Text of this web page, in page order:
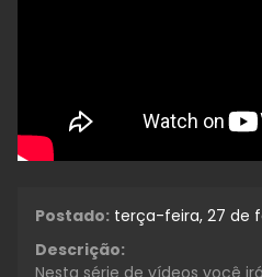
Postado: terça-feira, 27 de
Descrição:
Nesta série de vídeos você